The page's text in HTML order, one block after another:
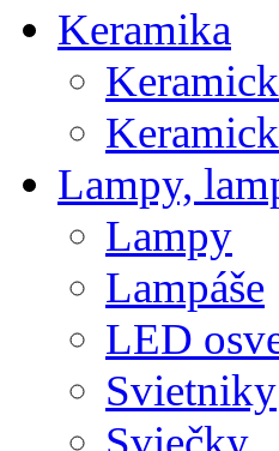
Keramika
Lampy,
Lampy
Lampáše
LED
Svietniky